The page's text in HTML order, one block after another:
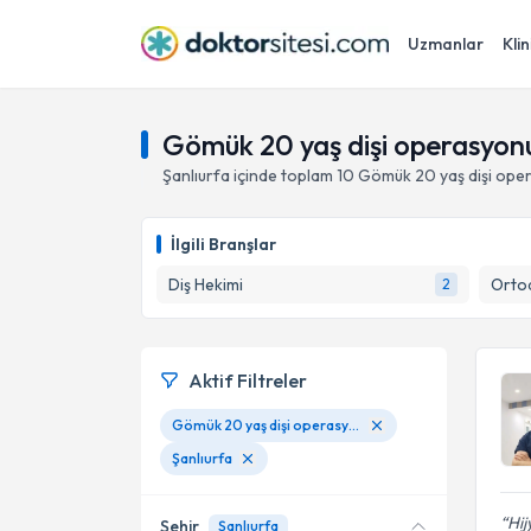
Uzmanlar
Gömük 20 yaş dişi
Şanlıurfa içinde toplam 10 Gömük 20 yaş dişi
İlgili Branşlar
Diş Hekimi
2
Aktif Filtreler
Gömük 20 yaş dişi operasyonu
Şanlıurfa
Şehir Şanlıurfa